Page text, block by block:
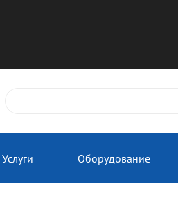
Услуги Оборудование